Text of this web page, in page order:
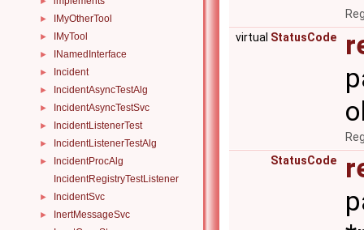
► IMyOtherTool
► IMyTool
► INamedInterface
► Incident
► IncidentAsyncTestAlg
► IncidentAsyncTestSvc
► IncidentListenerTest
► IncidentListenerTestAlg
►
IncidentProcAlg
IncidentRegistryTestListener
► IncidentSvc
► InertMessageSvc
virtual StatusCode
StatusCode